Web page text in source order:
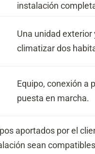
instalación
Una unidad
climatizar dos
Equipo, conexión a
puesta en marcha.
aportados por el
sean